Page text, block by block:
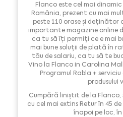
Flanco este cel mai
România, prezent cu mai
peste 110 orase și deținător
importante magazine online
ca tu să îți permiți ce e mai
mai bune soluții de plată în
tău de salariu, ca tu să te
Vino la Flanco in Carolina
Programul Rabla +
produsului
Cumpără liniștit de la
cu cel mai extins Retur în 45
înapoi pe loc,